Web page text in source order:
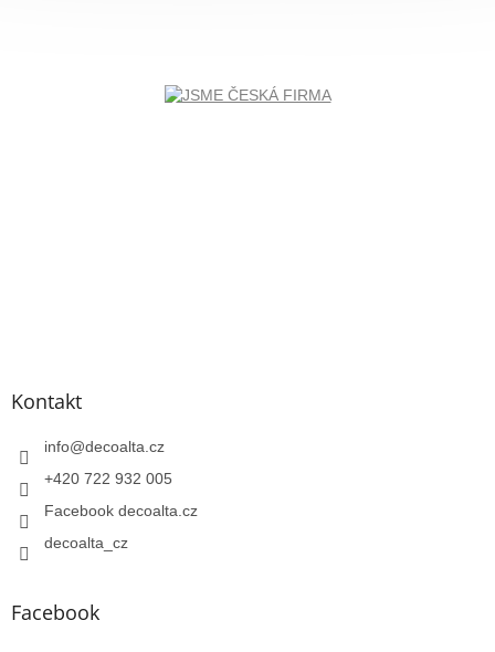
Kontakt
info@decoalta.cz
+420 722 932 005
Facebook decoalta.cz
decoalta_cz
Facebook